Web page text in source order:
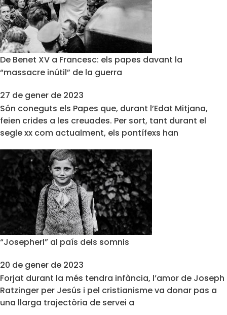
De Benet XV a Francesc: els papes davant la
“massacre inútil” de la guerra
27 de gener de 2023
Són coneguts els Papes que, durant l’Edat Mitjana,
feien crides a les creuades. Per sort, tant durant el
segle xx com actualment, els pontífexs han
“Josepherl” al país dels somnis
20 de gener de 2023
Forjat durant la més tendra infància, l’amor de Joseph
Ratzinger per Jesús i pel cristianisme va donar pas a
una llarga trajectòria de servei a